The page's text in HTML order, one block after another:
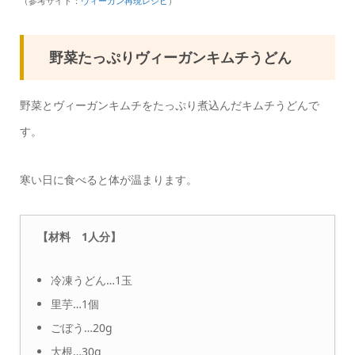
野菜たっぷりヴィーガンキムチうどん
野菜とヴィーガンキムチをたっぷり煮込んだキムチうどんで
す。
寒い日に食べると体が温まります。
【材料 1人分】
冷凍うどん…1玉
里芋…1個
ごぼう…20g
大根…30g